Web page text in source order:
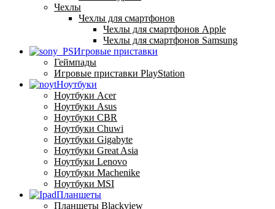
Чехлы
Чехлы для смартфонов
Чехлы для смартфонов Apple
Чехлы для смартфонов Samsung
Игровые приставки
Геймпады
Игровые приставки PlayStation
Ноутбуки
Ноутбуки Acer
Ноутбуки Asus
Ноутбуки CBR
Ноутбуки Chuwi
Ноутбуки Gigabyte
Ноутбуки Great Asia
Ноутбуки Lenovo
Ноутбуки Machenike
Ноутбуки MSI
Планшеты
Планшеты Blackview